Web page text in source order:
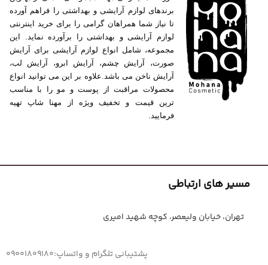
برندهای لوازم آرایشی و بهداشتی را فراهم آورده
تا نیاز شما همراهان گرامی را برای خرید اینترنتی
لوازم آرایشی و بهداشتی را برآورده نماید. این
مجموعه، شامل انواع لوازم آرایشی برای آرایش
صورت، آرایش چشم، آرایش ابرو، آرایش لب،
آرایش ناخن می باشد.علاوه بر این می توانید انواع
محصولات مراقبت از پوست و مو را با مناسب
ترین قیمت و تخفیف ویژه از مهنا شاپ تهیه
فرمایید.
مسیر های ارتباطی
تهران، خیابان ولیعصر، کوچه شهید امیری
پشتیبانی تلگرام و واتساپ:09001809180